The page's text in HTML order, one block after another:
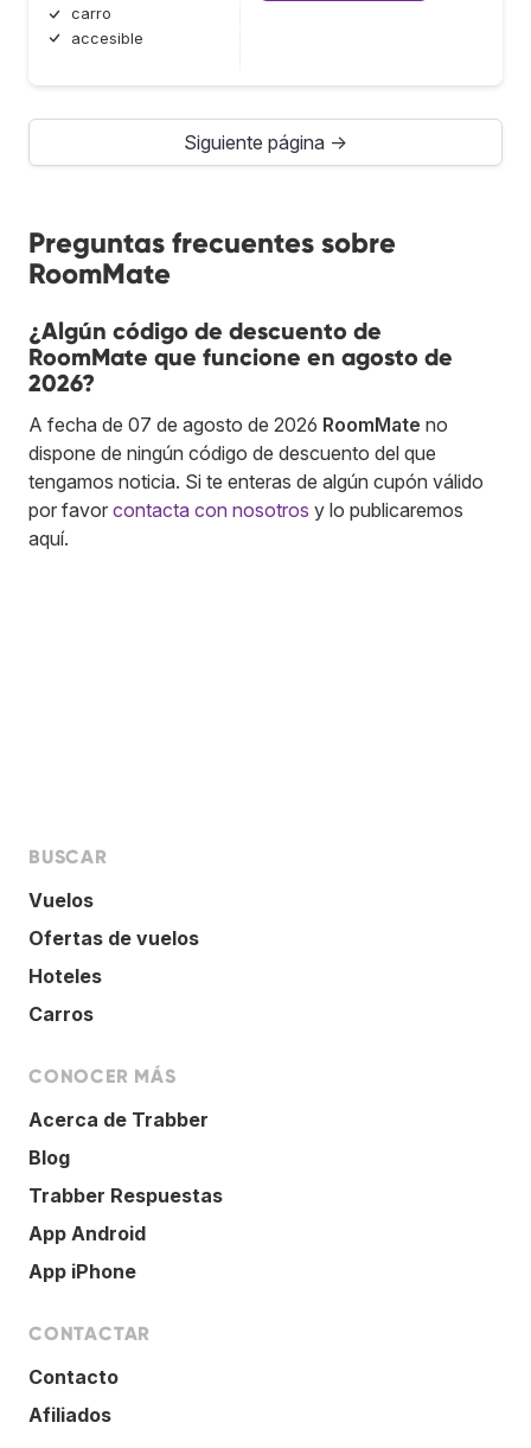
carro
accesible
Siguiente página →
Preguntas frecuentes sobre
RoomMate
¿Algún código de descuento de
RoomMate que funcione en agosto de
2026?
A fecha de 07 de agosto de 2026 RoomMate no
dispone de ningún código de descuento del que
tengamos noticia. Si te enteras de algún cupón válido
por favor contacta con nosotros y lo publicaremos
aquí.
BUSCAR
Vuelos
Ofertas de vuelos
Hoteles
Carros
CONOCER MÁS
Acerca de Trabber
Blog
Trabber Respuestas
App Android
App iPhone
CONTACTAR
Contacto
Afiliados